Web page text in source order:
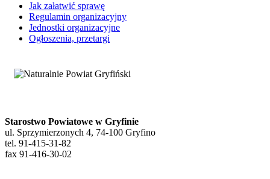
Jak załatwić sprawę
Regulamin organizacyjny
Jednostki organizacyjne
Ogłoszenia, przetargi
Starostwo Powiatowe w Gryfinie
ul. Sprzymierzonych 4, 74-100 Gryfino
tel. 91-415-31-82
fax 91-416-30-02